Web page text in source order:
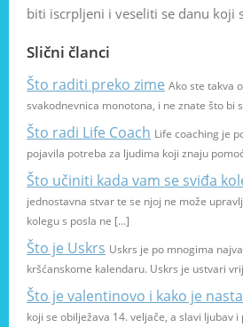
biti iscrpljeni i veseliti se danu koji
Slični članci
Što raditi preko zime Ako ste takva
svakodnevnica monotona, i ne znate što bi
Što radi Life Coach Life coaching je
pojavila potreba za ljudima koji znaju
Što učiniti kada vam se sviđa
jednostavna stvar te se njoj ne može
kolegu s posla ne […]
Što je Uskrs Uskrs je po mnogima
kršćanskome kalendaru. Uskrs je ustvari
Što je valentinovo i kako je
koji se obilježava 14. veljače, a slavi ljubav